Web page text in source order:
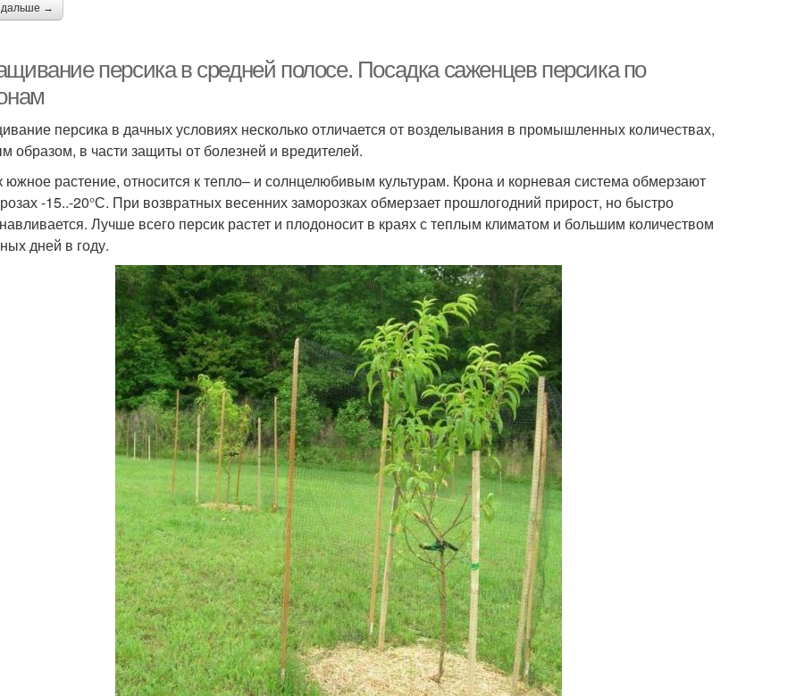
дальше →
персика в средней полосе. Посадка саженцев персика по
персика в дачных условиях несколько отличается от возделывания в промышленных количествах,
образом, в части защиты от болезней и вредителей.
южное растение, относится к тепло– и солнцелюбивым культурам. Крона и корневая система обмерзают
-15..-20°С. При возвратных весенних заморозках обмерзает прошлогодний прирост, но быстро
Лучше всего персик растет и плодоносит в краях с теплым климатом и большим количеством
дней в году.